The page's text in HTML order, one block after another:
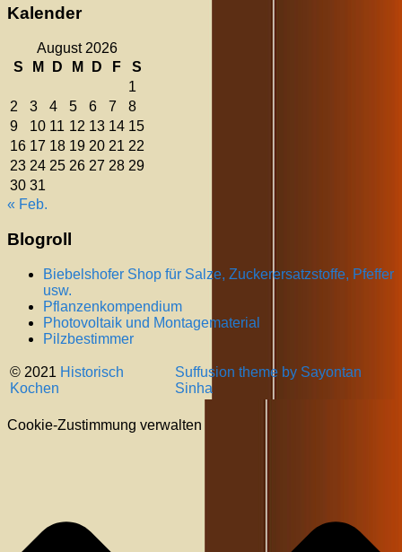
Kalender
August 2026
S
M D M D F
S
1
2
3 4 5 6 7
8
9
10 11 12 13 14 15
16 17 18 19 20 21 22
23 24 25 26 27 28 29
30 31
« Feb.
Blogroll
Biebelshofer Shop für Salze, Zuckerersatzstoffe, Pfeffer
usw.
Pflanzenkompendium
Photovoltaik und Montagematerial
Pilzbestimmer
© 2021 Historisch
Kochen
Suffusion theme by Sayontan
Sinha
Cookie-Zustimmung verwalten